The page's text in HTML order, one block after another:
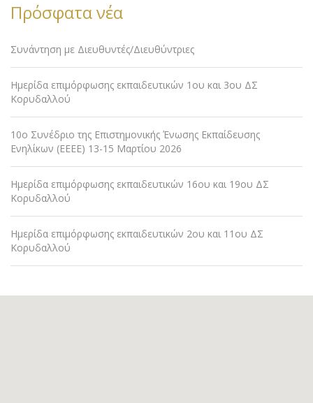
Πρόσφατα νέα
Συνάντηση με Διευθυντές/Διευθύντριες
Ημερίδα επιμόρφωσης εκπαιδευτικών 1ου και 3ου ΔΣ
Κορυδαλλού
10ο Συνέδριο της Επιστημονικής Ένωσης Εκπαίδευσης
Ενηλίκων (ΕΕΕΕ) 13-15 Μαρτίου 2026
Ημερίδα επιμόρφωσης εκπαιδευτικών 16ου και 19ου ΔΣ
Κορυδαλλού
Ημερίδα επιμόρφωσης εκπαιδευτικών 2ου και 11ου ΔΣ
Κορυδαλλού